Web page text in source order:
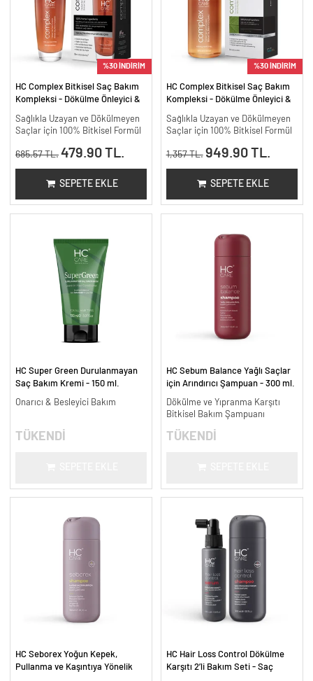
%30 İNDİRİM
HC Complex Bitkisel Saç Bakım
Kompleksi - Dökülme Önleyici &
100 ml
Sağlıkla Uzayan ve Dökülmeyen
Saçlar için 100% Bitkisel Formül
685.57 TL. 479.90 TL.
SEPETE EKLE
%30 İNDİRİM
HC Complex Bitkisel Saç Bakım
Kompleksi - Dökülme Önleyici &
200 ml.
Sağlıkla Uzayan ve Dökülmeyen
Saçlar için 100% Bitkisel Formül
1,357 TL. 949.90 TL.
SEPETE EKLE
HC Super Green Durulanmayan
Saç Bakım Kremi - 150 ml.
Onarıcı & Besleyici Bakım
TÜKENDİ
HC Sebum Balance Yağlı Saçlar
için Arındırıcı Şampuan - 300 ml.
Dökülme ve Yıpranma Karşıtı
Bitkisel Bakım Şampuanı
TÜKENDİ
HC Seborex Yoğun Kepek,
Pullanma ve Kaşıntıya Yönelik
HC Hair Loss Control Dökülme
Karşıtı 2’li Bakım Seti - Saç